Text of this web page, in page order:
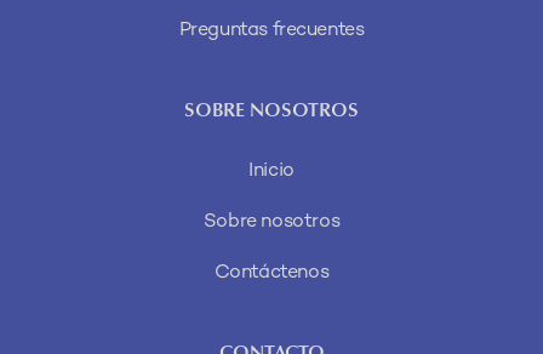
Preguntas frecuentes
SOBRE NOSOTROS
Inicio
Sobre nosotros
Contáctenos